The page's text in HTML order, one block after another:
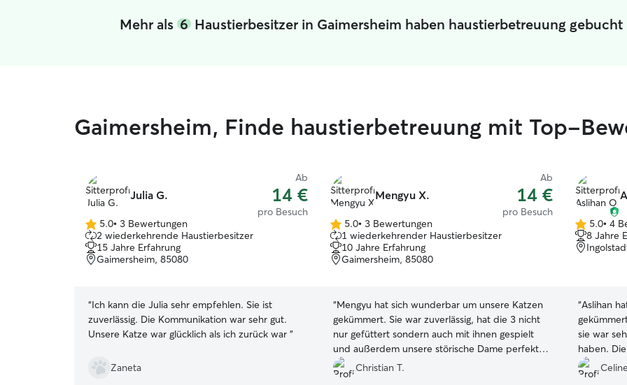
Mehr als6 Haustierbesitzer in Gaimersheim haben haustierbetreuung gebucht
Gaimersheim, Finde haustierbetreuung mit Top-
Julia G.
Ab
14 €
pro Besuch
5.0
von
5
Sternen
5.0• 3 Bewertungen
2 wiederkehrende Haustierbesitzer
15 Jahre Erfahrung
Gaimersheim, 85080
“Ich kann die Julia sehr empfehlen. Sie ist
zuverlässig. Die Kommunikation war sehr gut.
Unsere Katze war glücklich als ich zurück war ”
Zaneta
Mengyu X.
Ab
14 €
pro Besuch
5.0
von
5
Sternen
5.0• 3 Bewertungen
1 wiederkehrender Haustierbesitzer
10 Jahre Erfahrung
Gaimersheim, 85080
“Mengyu hat sich wunderbar um unsere Katzen
gekümmert. Sie war zuverlässig, hat die 3 nicht
nur gefüttert sondern auch mit ihnen gespielt
und außerdem unsere störische Dame perfekt
Christian T.
5.0
von
5
5.0• 4
8 Jahre
“Aslihan
sie war
haben.